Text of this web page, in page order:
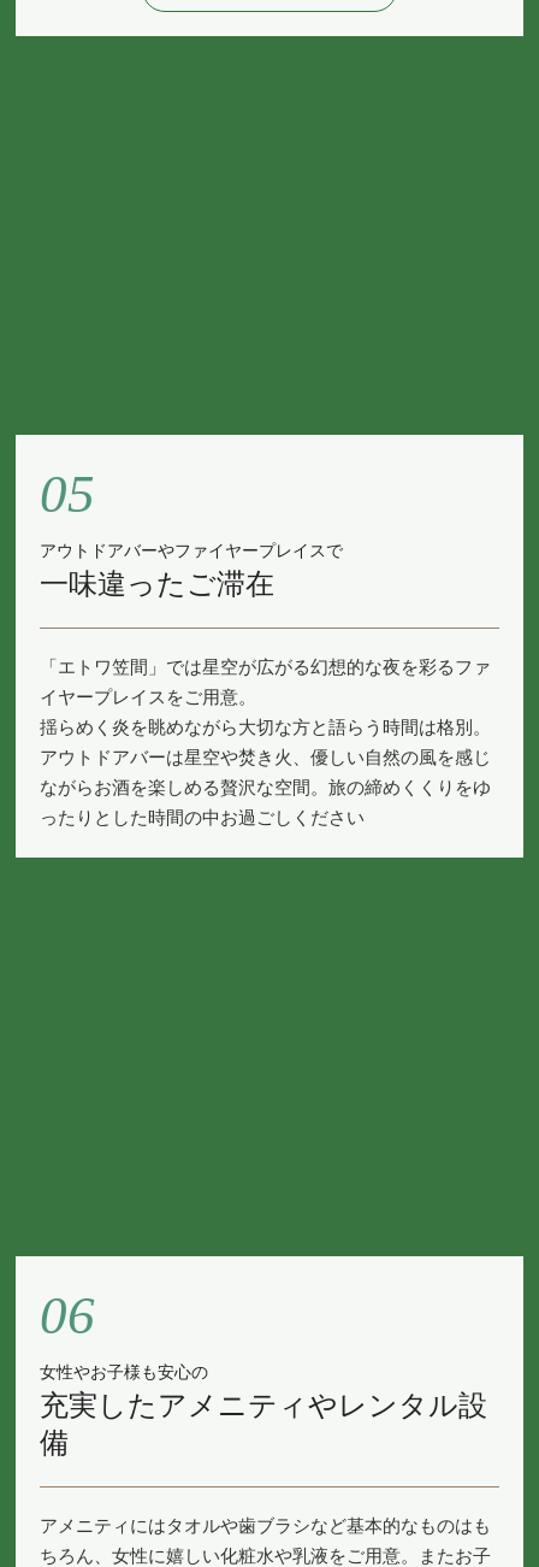
05
アウトドアバーやファイヤープレイスで
一味違ったご滞在
「エトワ笠間」では星空が広がる幻想的な夜を彩るファ
イヤープレイスをご用意。
揺らめく炎を眺めながら大切な方と語らう時間は格別。
アウトドアバーは星空や焚き火、優しい自然の風を感じ
ながらお酒を楽しめる贅沢な空間。旅の締めくくりをゆ
ったりとした時間の中お過ごしください
06
女性やお子様も安心の
充実したアメニティやレンタル設
備
アメニティにはタオルや歯ブラシなど基本的なものはも
ちろん、女性に嬉しい化粧水や乳液をご用意。またお子